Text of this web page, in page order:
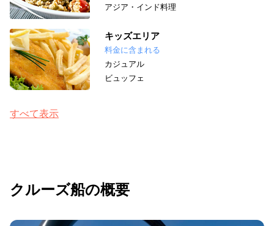
アジア・インド料理
キッズエリア
料金に含まれる
カジュアル
ビュッフェ
すべて表示
クルーズ船の概要